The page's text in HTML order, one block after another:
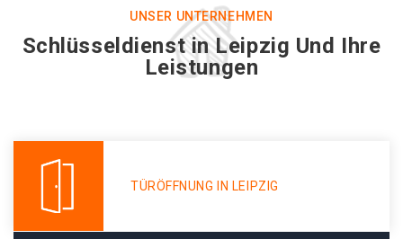
UNSER UNTERNEHMEN
Schlüsseldienst in Leipzig Und Ihre
Leistungen
TÜRÖFFNUNG IN LEIPZIG